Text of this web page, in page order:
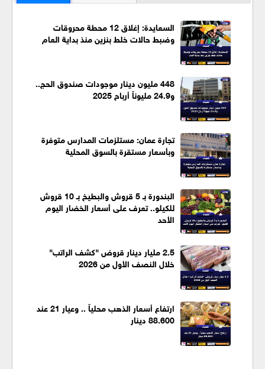
السعايدة: إغلاق 12 محطة محروقات
وضبط حالات خلط بنزين منذ بداية العام
448 مليون دينار موجودات صندوق الحج..
و24.9 مليوناً أرباح 2025
تجارة عمان: مستلزمات المدارس متوفرة
وبأسعار مستقرة بالسوق المحلية
البندورة بـ 5 قروش والبطيخ بـ 10 قروش
للكيلو.. تعرف على أسعار الخضار اليوم
الأحد
2.5 مليار دينار قروض "كشف الراتب"
خلال النصف الأول من 2026
ارتفاع أسعار الذهب محلياً .. وعيار 21 عند
88.600 دينار